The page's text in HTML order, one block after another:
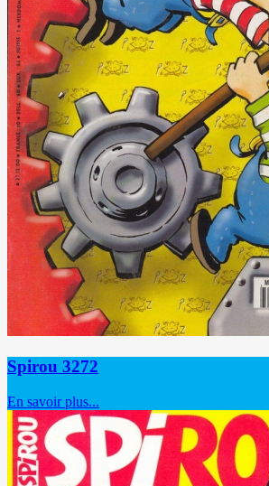
Spirou 3272
En savoir plus...